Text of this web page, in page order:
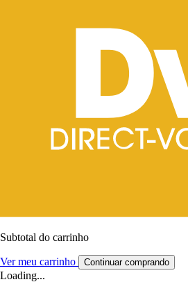
Subtotal do carrinho
Ver meu carrinho Continuar comprando
Loading...